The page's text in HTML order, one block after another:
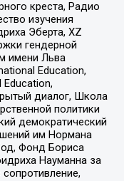
креста, Радио
изучения
Эберта, XZ
гендерной
имени Льва
Education,
диалог, Школа
политики
демократический
им Нормана
Фонд Бориса
Науманна за